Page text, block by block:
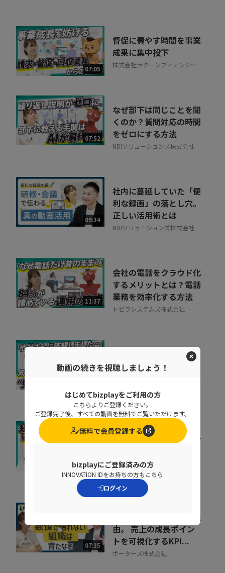
07:05
督促に費やす時間を事業
成果に集中投下
株式会社ラクーンフィナンシャ
07:52
なぜ部下は同じことを聞
くのか？質問対応の時間
をゼロにする方法
NDIソリューションズ株式会社
09:34
社内に蔓延していた「便
利な録画」の落とし穴。
正しい活用術とは
NDIソリューションズ株式会社
11:37
会社の電話をクラウド化
するメリットとは？電話
業務を効率化する方法
トビラシステムズ株式会社
取りこぼしはなぜ起き
る？“見えない失注”を
株式会社シャノン
07:07
キャリア迷子を防ぐ！組
織をあげた「リスキリン
グ」のヒントとは
株式会社ベネッセコーポレーシ
ョン
07:35
組織が育たない本当の理
由。 売上の成長ポイン
トを可視化するKPI...
ポーターズ株式会社
動画の続きを視聴しましょう！
はじめてbizplayをご利用の方
こちらよりご登録ください。
ご登録完了後、すべての動画を無料でご覧いただけます。
無料で会員登録する
bizplayにご登録済みの方
INNOVATION IDをお持ちの方もこちら
ログイン